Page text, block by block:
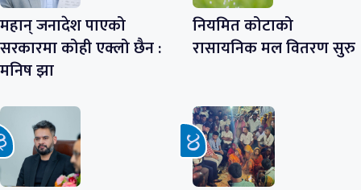
महान् जनादेश पाएको
सरकारमा कोही एक्लो छैन :
मनिष झा
नियमित कोटाको
रासायनिक मल वितरण सुरु